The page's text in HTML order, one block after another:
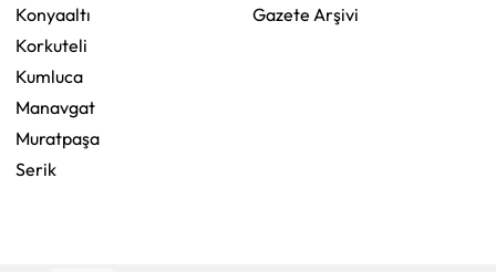
Konyaaltı
Korkuteli
Kumluca
Manavgat
Muratpaşa
Serik
Gazete Arşivi